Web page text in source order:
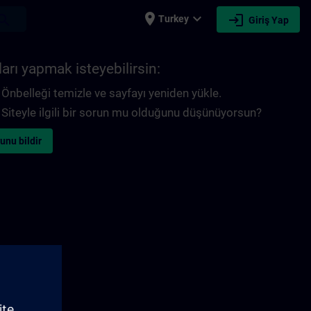
place Turkey expand_more login Giriş Yap
yapmak isteyebilirsin:
Önbelleği temizle ve sayfayı yeniden yükle.
Siteyle ilgili bir sorun mu olduğunu düşünüyorsun?
bildir